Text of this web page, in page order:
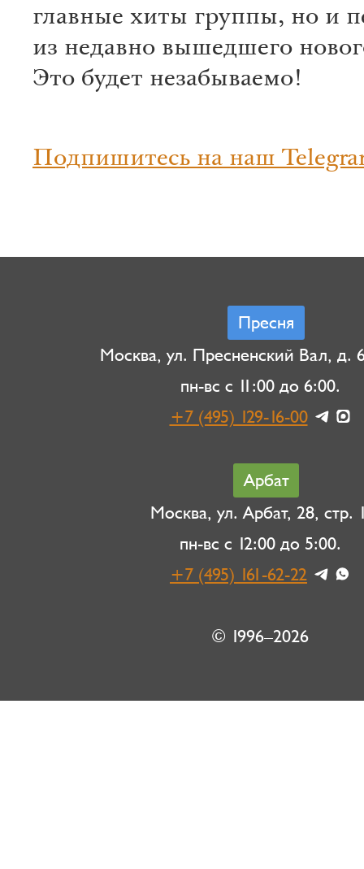
главные хиты группы, но и
из недавно вышедшего
Это будет незабываемо!
Подпишитесь на наш
Пресня
Москва, ул. Пресненский Вал, д.
пн-вс с 11:00 до 6:00.
+7 (495) 129-16-00
Арбат
Москва, ул. Арбат, 28, стр.
пн-вс с 12:00 до 5:00.
+7 (495) 161-62-22
© 1996–2026